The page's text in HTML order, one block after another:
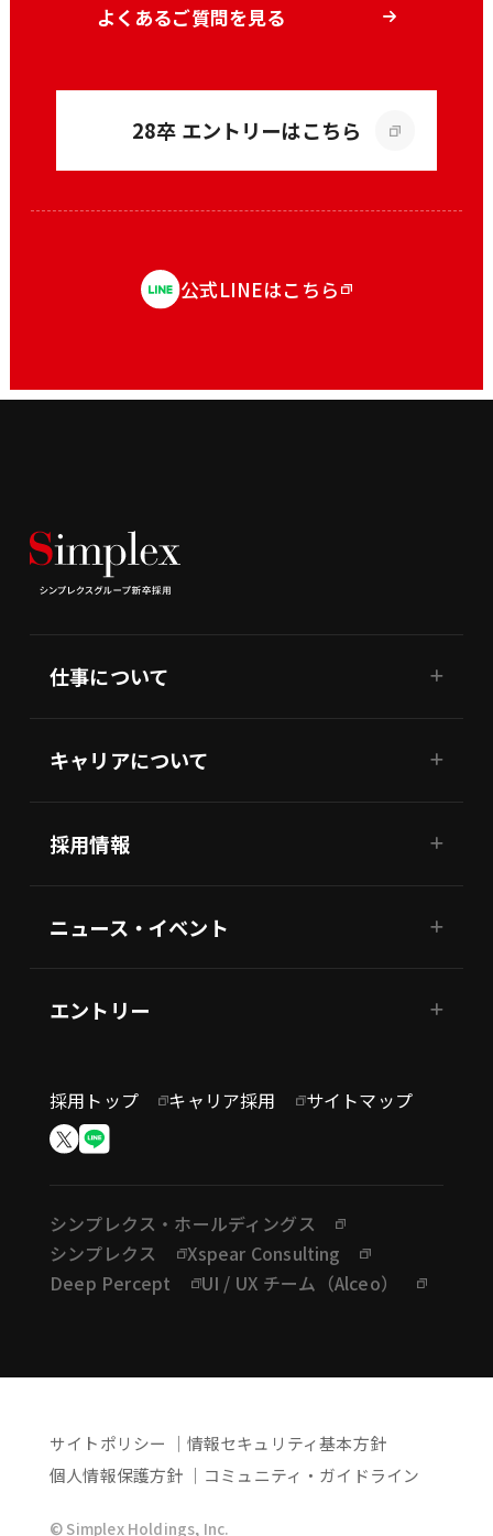
よくあるご質問を見る
28卒 エントリーはこちら
公式LINEはこちら
仕事について
キャリアについて
採用情報
ニュース・イベント
エントリー
採用トップ キャリア採用 サイトマップ
シンプレクス・ホールディングス
シンプレクス
Xspear Consulting
Deep Percept
UI / UX チーム（Alceo）
サイトポリシー
情報セキュリティ基本方針
個人情報保護方針
コミュニティ・ガイドライン
© Simplex Holdings, Inc.